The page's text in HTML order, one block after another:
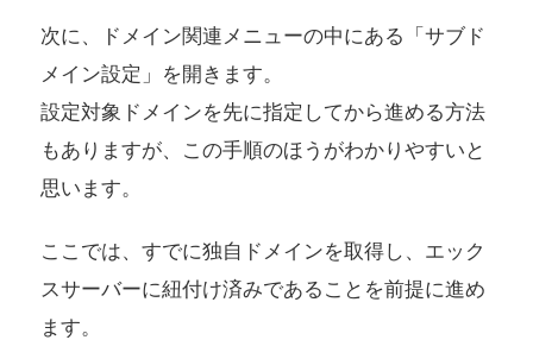
次に、ドメイン関連メニューの中にある「サブド
メイン設定」を開きます。
設定対象ドメインを先に指定してから進める方法
もありますが、この手順のほうがわかりやすいと
思います。
ここでは、すでに独自ドメインを取得し、エック
スサーバーに紐付け済みであることを前提に進め
ます。